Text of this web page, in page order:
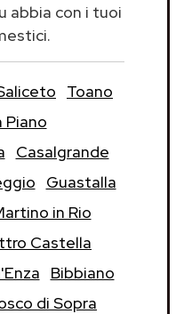
abbia con i tuoi
Toano
Piano
Casalgrande
Guastalla
in Rio
Castella
Bibbiano
di Sopra